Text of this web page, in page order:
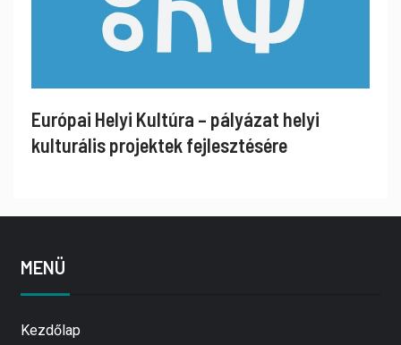
Európai Helyi Kultúra – pályázat helyi
kulturális projektek fejlesztésére
MENÜ
Kezdőlap